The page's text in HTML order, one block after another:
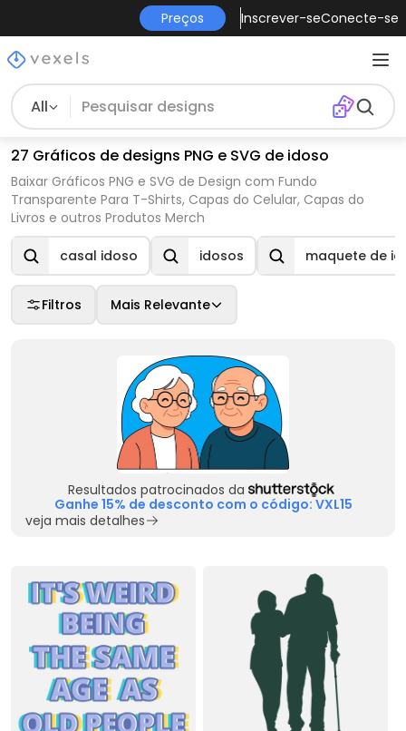
Preços Inscrever-seConecte-se
All
27 Gráficos de designs PNG e SVG de idoso
Baixar Gráficos PNG e SVG de Design com Fundo
Transparente Para T-Shirts, Capas do Celular, Capas do
Livros e outros Produtos Merch
casal idoso idosos maquete de
Filtros Mais Relevante
Resultados patrocinados da
Ganhe 15% de desconto com o código: VXL15
veja mais detalhes